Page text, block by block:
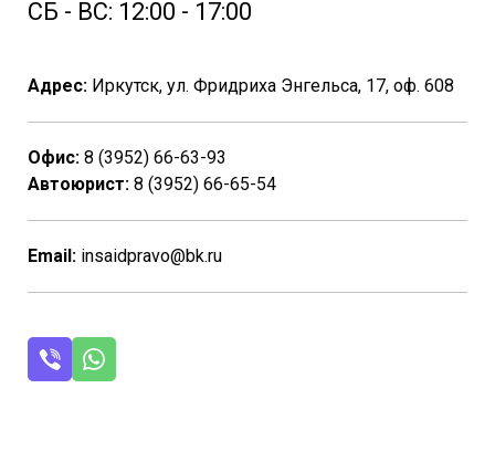
СБ - ВС: 12:00 - 17:00
Адрес: Иркутск, ул. Фридриха Энгельса, 17, оф. 608
Офис: 8 (3952) 66-63-93
Автоюрист: 8 (3952) 66-65-54
Email: insaidpravo@bk.ru